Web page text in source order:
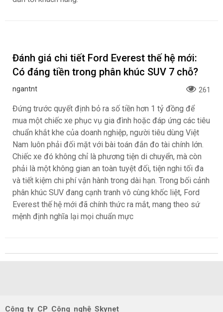
Đánh giá chi tiết Ford Everest thế hệ mới:
Có đáng tiền trong phân khúc SUV 7 chỗ?
ngantnt 261
Đứng trước quyết định bỏ ra số tiền hơn 1 tỷ đồng để
mua một chiếc xe phục vụ gia đình hoặc đáp ứng các tiêu
chuẩn khắt khe của doanh nghiệp, người tiêu dùng Việt
Nam luôn phải đối mặt với bài toán đắn đo tài chính lớn.
Chiếc xe đó không chỉ là phương tiện di chuyển, mà còn
phải là một không gian an toàn tuyệt đối, tiện nghi tối đa
và tiết kiệm chi phí vận hành trong dài hạn. Trong bối cảnh
phân khúc SUV đang cạnh tranh vô cùng khốc liệt, Ford
Everest thế hệ mới đã chính thức ra mắt, mang theo sứ
mệnh định nghĩa lại mọi chuẩn mực
Công ty CP Công nghệ Skynet